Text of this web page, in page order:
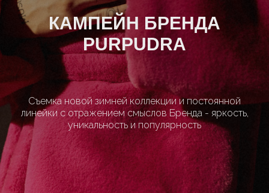
КАМПЕЙН БРЕНДА
PURPUDRA
Съемка новой зимней коллекции и постоянной
линейки с отражением смыслов Бренда - яркость,
уникальность и популярность